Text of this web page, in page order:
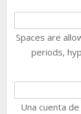
Spaces are
periods,
Una cuenta